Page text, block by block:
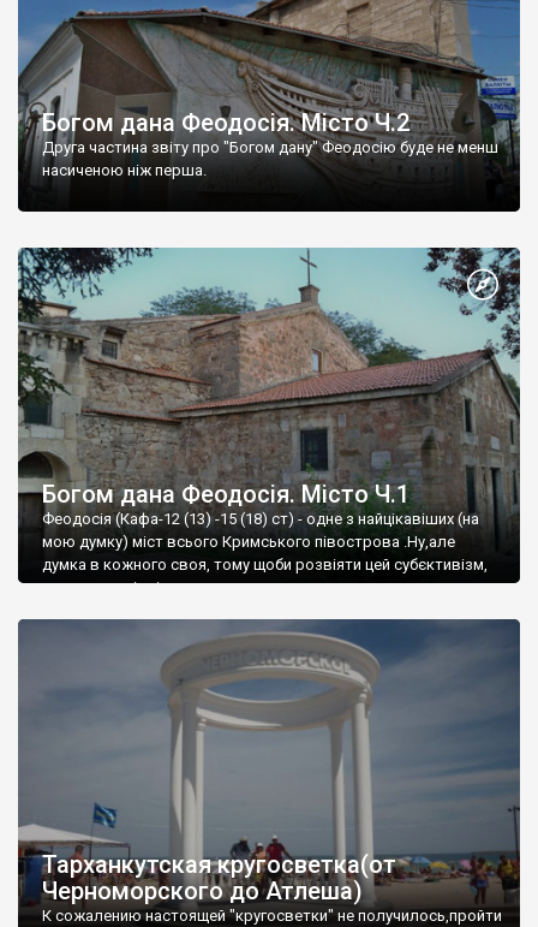
Богом дана Феодосія. Місто Ч.2
Друга частина звіту про "Богом дану" Феодосію буде не менш
насиченою ніж перша.
Богом дана Феодосія. Місто Ч.1
Феодосія (Кафа-12 (13) -15 (18) ст) - одне з найцікавіших (на
мою думку) міст всього Кримського півострова .Ну,але
думка в кожного своя, тому щоби розвіяти цей субєктивізм,
запрошую відвідати це
Тарханкутская кругосветка(от
Черноморского до Атлеша)
К сожалению настоящей "кругосветки" не получилось,пройти